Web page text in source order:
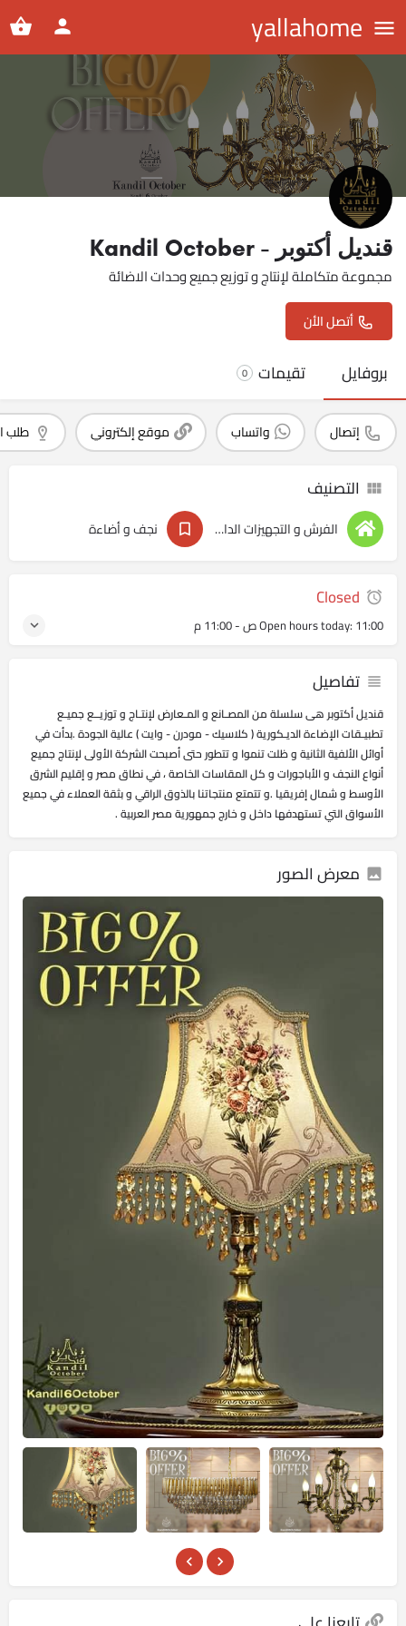
yallahome
قنديل أكتوبر - Kandil October
مجموعة متكاملة لإنتاج و توزيع جميع وحدات الاضائة
أتصل الأن
بروفايل تقيمات 0
إتصال واتساب موقع إلكتروني طلب
التصنيف
الفرش و التجهيزات الداخليه نجف و أضاءة
Closed
Open hours today: 11:00 ص - 11:00 م
تفاصيل
قنديل أكتوبر هى سلسلة من المصـانع و المـعارض لإنتـاج و توزيــع جميـع
تطبيـقات الإضاءة الديـكورية ( كلاسيك - مودرن - وايت ) عالية الجودة .بدأت في
أوائل الألفية الثانية و ظلت تنموا و تتطور حتى أصبحت الشركة الأولى لإنتاج جميع
أنواع النجف و الأباجورات و كل المقاسات الخاصة ، في نطاق مصر و إقليم الشرق
الأوسط و شمال إفريقيا .و تتمتع منتجاتنا بالذوق الراقي و بثقة العملاء في جميع
الأسواق التي تستهدفها داخل و خارج جمهورية مصر العربية .
معرض الصور